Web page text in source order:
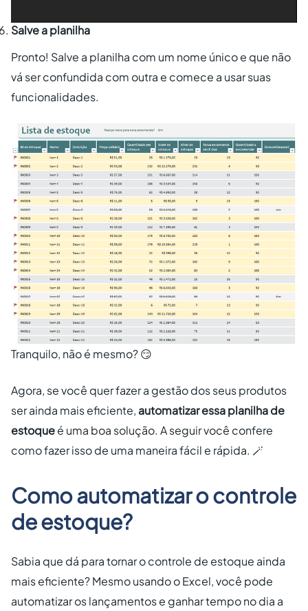
Salve a planilha
Pronto! Salve a planilha com um nome único e que não
vá ser confundida com outra e comece a usar suas
funcionalidades.
Tranquilo, não é mesmo? 😏
Agora, se você quer fazer a gestão dos seus produtos
ser ainda mais eficiente, automatizar essa planilha de
estoqueé uma boa solução. A seguir você confere
como fazer isso de uma maneira fácil e rápida. 🪄
Como automatizar o controle
de estoque?
Sabia que dá para tornar o controle de estoque ainda
mais eficiente? Mesmo usando o Excel, você pode
automatizar os lançamentos e ganhar tempo no dia a